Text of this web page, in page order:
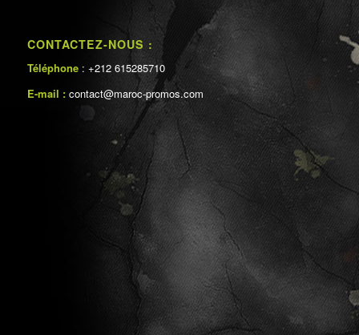
CONTACTEZ-NOUS :
Téléphone : +212 615285710
E-mail : contact@maroc-promos.com